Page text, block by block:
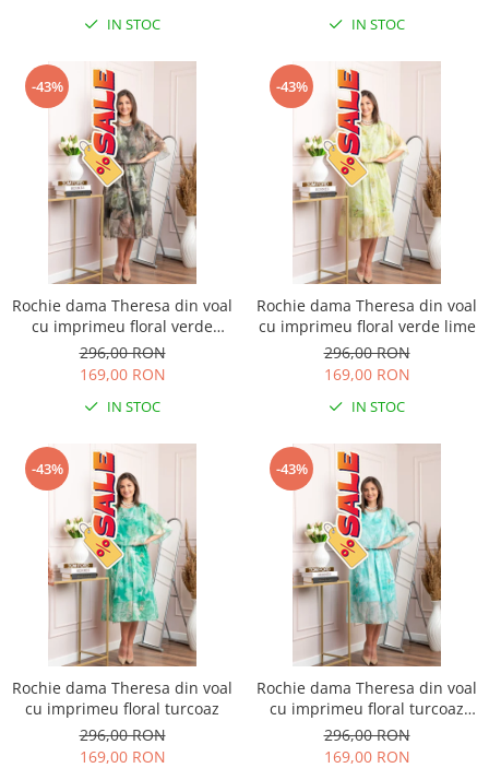
IN STOC IN STOC
-43%
Rochie dama Theresa din voal
cu imprimeu floral verde
salvie
296,00 RON
169,00 RON
IN STOC
-43%
Rochie dama Theresa din voal
cu imprimeu floral verde lime
296,00 RON
169,00 RON
IN STOC
-43%
Rochie dama Theresa din voal
cu imprimeu floral turcoaz
296,00 RON
169,00 RON
-43%
Rochie dama Theresa din voal
cu imprimeu floral turcoaz
aqua
296,00 RON
169,00 RON